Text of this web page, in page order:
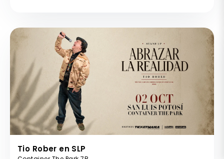
Tio Rober en SLP